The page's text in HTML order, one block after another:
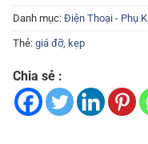
Danh mục: Điện Thoại - Phụ
Thẻ: giá đỡ, kẹp
Chia sẻ :